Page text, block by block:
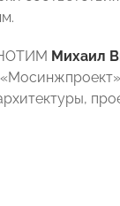
НОТИМ Михаил